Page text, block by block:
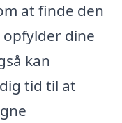
at finde den
dine
kan
tid til at